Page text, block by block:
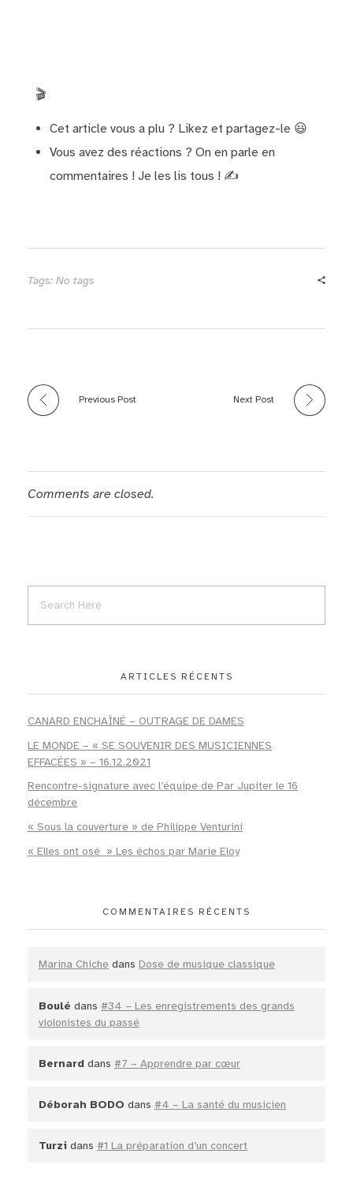
🎬
Cet article vous a plu ? Likez et partagez-le 😃
Vous avez des réactions ? On en parle en
commentaires ! Je les lis tous ! ✍️
Tags: No tags
Previous Post Next Post
Comments are closed.
ARTICLES RÉCENTS
CANARD ENCHAÎNÉ – OUTRAGE DE DAMES
LE MONDE – « SE SOUVENIR DES MUSICIENNES
EFFACÉES » – 16.12.2021
Rencontre-signature avec l’équipe de Par Jupiter le 16
décembre
« Sous la couverture » de Philippe Venturini
« Elles ont osé » Les échos par Marie Eloy
COMMENTAIRES RÉCENTS
Marina Chiche dans Dose de musique classique
Boulé dans #34 – Les enregistrements des grands
violonistes du passé
Bernard dans #7 – Apprendre par cœur
Déborah BODO dans #4 – La santé du musicien
Turzi dans #1 La préparation d’un concert